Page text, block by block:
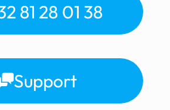
81 28 01 38
Support